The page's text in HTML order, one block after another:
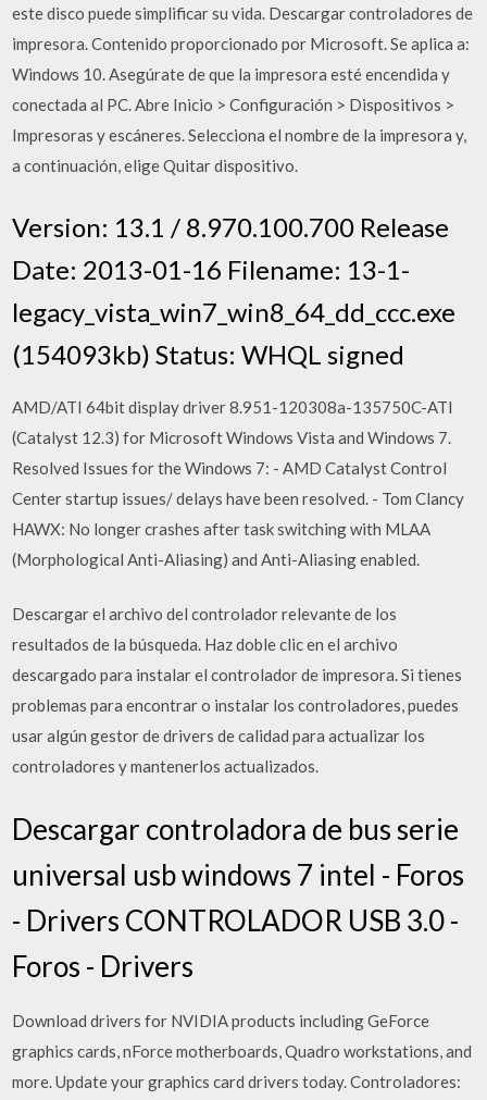
este disco puede simplificar su vida. Descargar controladores de
impresora. Contenido proporcionado por Microsoft. Se aplica a:
Windows 10. Asegúrate de que la impresora esté encendida y
conectada al PC. Abre Inicio > Configuración > Dispositivos >
Impresoras y escáneres. Selecciona el nombre de la impresora y,
a continuación, elige Quitar dispositivo.
Version: 13.1 / 8.970.100.700 Release
Date: 2013-01-16 Filename: 13-1-
legacy_vista_win7_win8_64_dd_ccc.exe
(154093kb) Status: WHQL signed
AMD/ATI 64bit display driver 8.951-120308a-135750C-ATI
(Catalyst 12.3) for Microsoft Windows Vista and Windows 7.
Resolved Issues for the Windows 7: - AMD Catalyst Control
Center startup issues/ delays have been resolved. - Tom Clancy
HAWX: No longer crashes after task switching with MLAA
(Morphological Anti-Aliasing) and Anti-Aliasing enabled.
Descargar el archivo del controlador relevante de los
resultados de la búsqueda. Haz doble clic en el archivo
descargado para instalar el controlador de impresora. Si tienes
problemas para encontrar o instalar los controladores, puedes
usar algún gestor de drivers de calidad para actualizar los
controladores y mantenerlos actualizados.
Descargar controladora de bus serie
universal usb windows 7 intel - Foros
- Drivers CONTROLADOR USB 3.0 -
Foros - Drivers
Download drivers for NVIDIA products including GeForce
graphics cards, nForce motherboards, Quadro workstations, and
more. Update your graphics card drivers today. Controladores: